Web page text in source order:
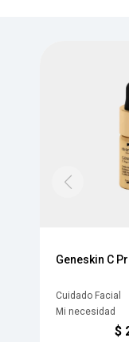
Geneskin C
Cuidado Facial
Mi necesidad
$